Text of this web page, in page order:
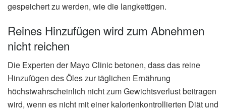
gespeichert zu werden, wie die langkettigen.
Reines Hinzufügen wird zum Abnehmen
nicht reichen
Die Experten der Mayo Clinic betonen, dass das reine
Hinzufügen des Öles zur täglichen Ernährung
höchstwahrscheinlich nicht zum Gewichtsverlust beitragen
wird, wenn es nicht mit einer kalorienkontrollierten Diät und